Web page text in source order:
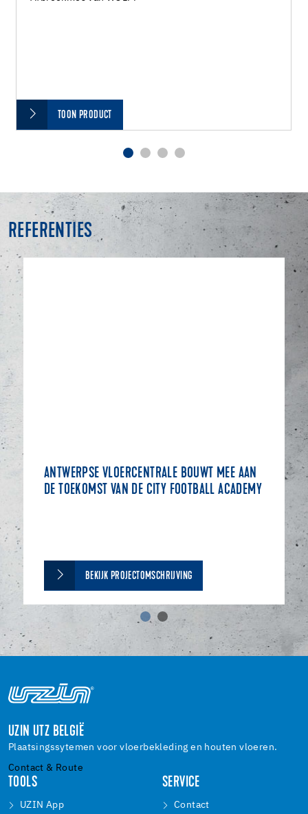
TOON PRODUCT
REFERENTIES
ANTWERPSE VLOERCENTRALE BOUWT MEE AAN
DE TOEKOMST VAN DE CITY FOOTBALL ACADEMY
BEKIJK PROJECTOMSCHRIJVING
UZIN UTZ BELGIË
Plaatsingssytemen voor vloerbekleding en houten vloeren.
Contact & Route
TOOLS
UZIN App
SERVICE
Contact